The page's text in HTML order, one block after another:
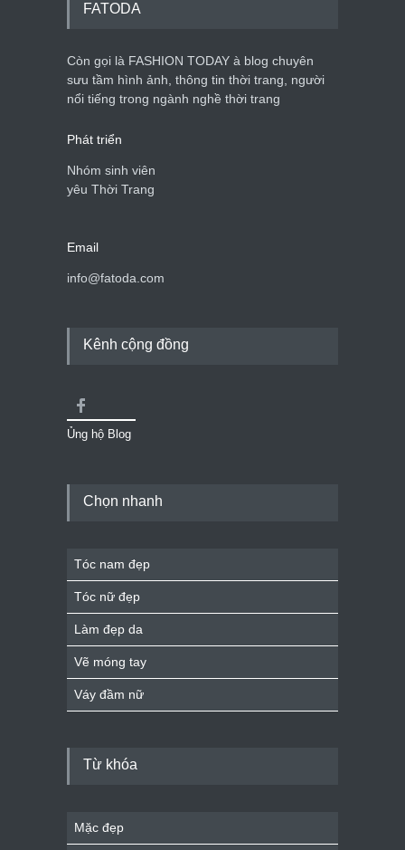
Mẫu áo khoác đẹp cho phụ
nữ 40+
FATODA
Còn gọi là FASHION TODAY à blog chuyên
sưu tầm hình ảnh, thông tin thời trang, người
nổi tiếng trong ngành nghề thời trang
Phát triển
Nhóm sinh viên
yêu Thời Trang
Email
info@fatoda.com
Kênh cộng đồng
Ủng hộ Blog
Chọn nhanh
Tóc nam đẹp
Tóc nữ đẹp
Làm đẹp da
Vẽ móng tay
Váy đầm nữ
Từ khóa
Mặc đẹp